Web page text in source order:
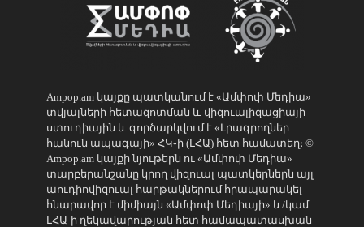
Ampop.am կայքը պատկանում է «Ամփոփ Մեդիա»
տվյալների հետազոտման և վիզուալիզացիայի
ստուդիային և գործարկվում է «Լրագրողներ
հանուն ապագայի» ՀԿ֊ի (ԼՀԱ) հետ համատեղ։ ©
Ampop.am կայքի նյութերն ու «Ամփոփ Մեդիա»
տարբերանշանը կրող վիզուալ պատկերներն այլ
աուդիովիզուալ հարթակներում հրապարակել
հնարավոր է միմիայն «Ամփոփ Մեդիայի» և/կամ
ԼՀԱ-ի ղեկավարության հետ համապատասխան